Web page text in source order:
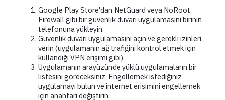
Google Play Store'dan NetGuard veya NoRoot
Firewall gibi bir güvenlik duvarı uygulamasını birinin
telefonuna yükleyin.
Güvenlik duvarı uygulamasını açın ve gerekli izinleri
verin (uygulamanın ağ trafiğini kontrol etmek için
kullandığı VPN erişimi gibi).
Uygulamanın arayüzünde yüklü uygulamaların bir
listesini göreceksiniz. Engellemek istediğiniz
uygulamayı bulun ve internet erişimini engellemek
için anahtarı değiştirin.